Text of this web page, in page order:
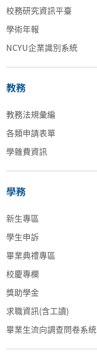
校務研究資訊平臺
學術年報
NCYU企業識別系統
教務
教務法規彙編
各類申請表單
學雜費資訊
學務
新生專區
學生申訴
畢業典禮專區
校慶專欄
獎助學金
求職資訊(含工讀)
畢業生流向調查問卷系統